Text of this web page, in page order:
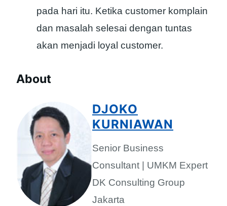
pada hari itu. Ketika customer komplain
dan masalah selesai dengan tuntas
akan menjadi loyal customer.
About
DJOKO
KURNIAWAN
Senior Business
Consultant | UMKM Expert
DK Consulting Group
Jakarta